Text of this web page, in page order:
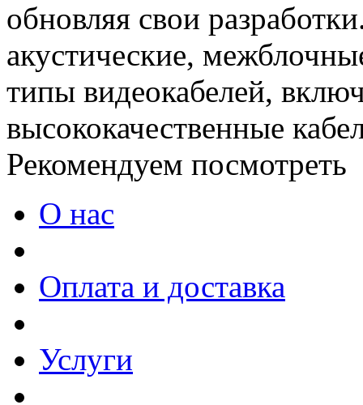
обновляя свои
акустические,
типы видеокабелей,
высококачественные
Рекомендуем посмотреть
О нас
Оплата и доставка
Услуги